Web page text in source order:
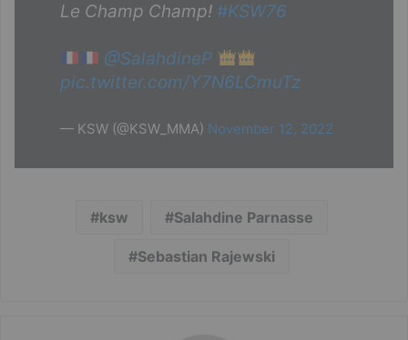
Le Champ Champ! #KSW76
@SalahdineP
pic.twitter.com/Y7N6LCmuTz
— KSW (@KSW_MMA) November 12, 2022
ksw Salahdine Parnasse
Sebastian Rajewski